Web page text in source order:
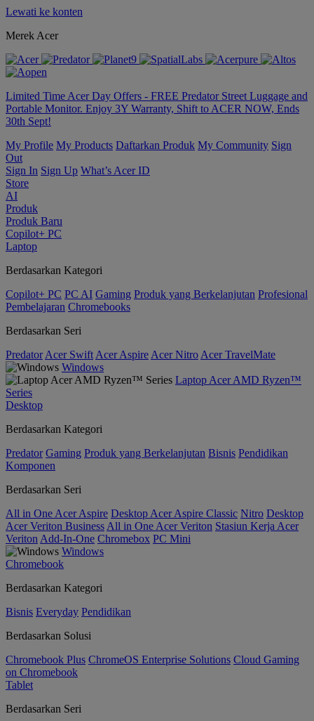
Lewati ke konten
Merek Acer
Limited Time Acer Day Offers - FREE Predator Street Luggage and
Portable Monitor. Enjoy 3Y Warranty, Shift to ACER NOW, Ends
30th Sept!
My Profile My Products Daftarkan Produk My Community Sign
Out
Sign In Sign Up What’s Acer ID
Store
AI
Produk
Produk Baru
Copilot+ PC
Laptop
Berdasarkan Kategori
Copilot+ PC PC AI Gaming Produk yang Berkelanjutan Profesional
Pembelajaran Chromebooks
Berdasarkan Seri
Predator Acer Swift Acer Aspire Acer Nitro Acer TravelMate
Windows
Laptop Acer AMD Ryzen™
Series
Desktop
Berdasarkan Kategori
Predator Gaming Produk yang Berkelanjutan Bisnis Pendidikan
Komponen
Berdasarkan Seri
All in One Acer Aspire Desktop Acer Aspire Classic Nitro Desktop
Acer Veriton Business All in One Acer Veriton Stasiun Kerja Acer
Veriton Add-In-One Chromebox PC Mini
Windows
Chromebook
Berdasarkan Kategori
Bisnis Everyday Pendidikan
Berdasarkan Solusi
Chromebook Plus ChromeOS Enterprise Solutions Cloud Gaming
on Chromebook
Tablet
Berdasarkan Seri